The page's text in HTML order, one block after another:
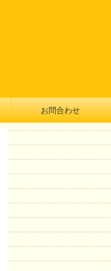
お問合わせ